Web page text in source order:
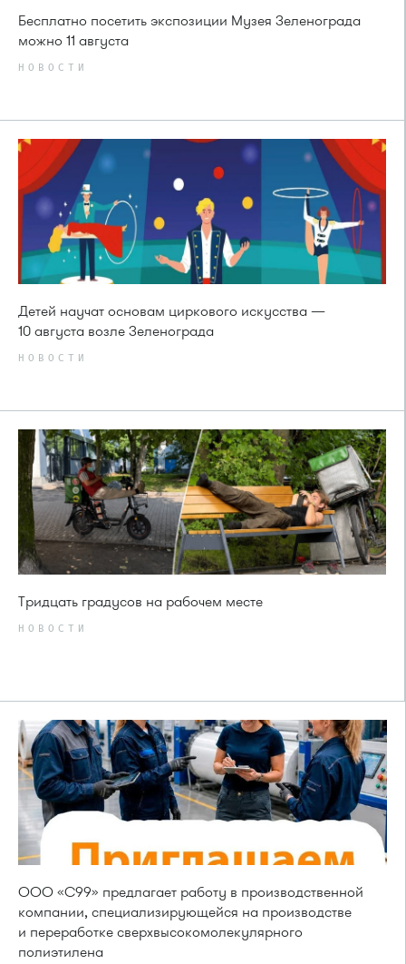
Бесплатно посетить экспозиции Музея Зеленограда
можно 11 августа
НОВОСТИ
Детей научат основам циркового искусства —
10 августа возле Зеленограда
НОВОСТИ
Тридцать градусов на рабочем месте
НОВОСТИ
ООО «С99» предлагает работу в производственной
компании, специализирующейся на производстве
и переработке сверхвысокомолекулярного
полиэтилена